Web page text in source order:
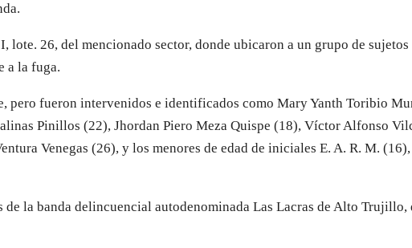
lote. 26, del mencionado sector, donde ubicaron a un grupo de
a la fuga.
pero fueron intervenidos e identificados como Mary Yanth Toribio
Pinillos (22), Jhordan Piero Meza Quispe (18), Víctor Alfonso
Venegas (26), y los menores de edad de iniciales E. A. R. M. (16),
la banda delincuencial autodenominada Las Lacras de Alto Trujillo,